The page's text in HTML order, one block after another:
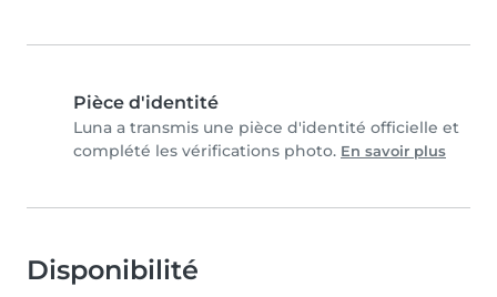
Pièce d'identité
Luna a transmis une pièce d'identité officielle et
complété les vérifications photo. En savoir plus
Disponibilité